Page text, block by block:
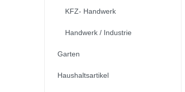
KFZ- Handwerk
Handwerk / Industrie
Garten
Haushaltsartikel